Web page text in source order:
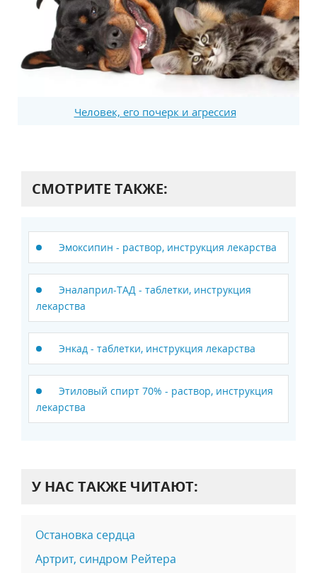
Человек, его почерк и агрессия
СМОТРИТЕ ТАКЖЕ:
Эмоксипин - раствор, инструкция лекарства
Эналаприл-ТАД - таблетки, инструкция
лекарства
Энкад - таблетки, инструкция лекарства
Этиловый спирт 70% - раствор, инструкция
лекарства
У НАС ТАКЖЕ ЧИТАЮТ:
Остановка сердца
Артрит, синдром Рейтера